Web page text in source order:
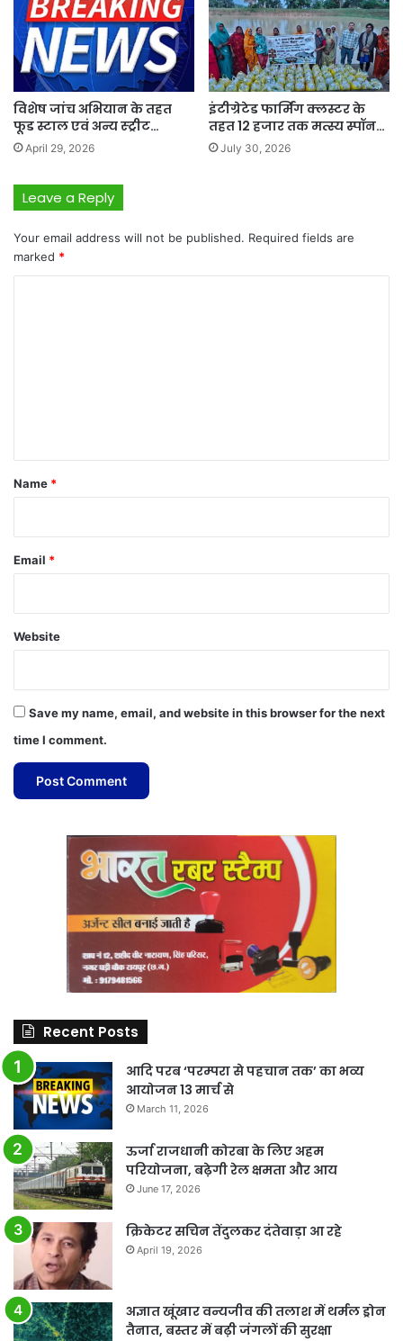
विशेष जांच अभियान के तहत
फूड स्टाल एवं अन्य स्ट्रीट…
April 29, 2026
इंटीग्रेटेड फार्मिंग क्लस्टर के
तहत 12 हजार तक मत्स्य स्पॉन…
July 30, 2026
Leave a Reply
Your email address will not be published. Required fields are
marked *
*
Name *
Email *
Website
Save my name, email, and website in this browser for the next
time I comment.
Recent Posts
आदि परब ‘परम्परा से पहचान तक’ का भव्य
आयोजन 13 मार्च से
March 11, 2026
ऊर्जा राजधानी कोरबा के लिए अहम
परियोजना, बढ़ेगी रेल क्षमता और आय
June 17, 2026
क्रिकेटर सचिन तेंदुलकर दंतेवाड़ा आ रहे
April 19, 2026
अज्ञात खूंखार वन्यजीव की तलाश में थर्मल ड्रोन
तैनात, बस्तर में बढ़ी जंगलों की सुरक्षा